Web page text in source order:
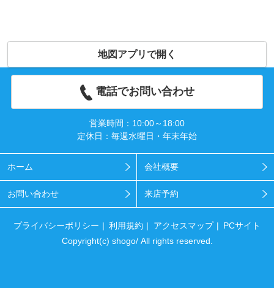
地図アプリで開く
電話でお問い合わせ
営業時間：10:00～18:00
定休日：毎週水曜日・年末年始
ホーム 会社概要
お問い合わせ 来店予約
プライバシーポリシー 利用規約 アクセスマップ
PCサイト
Copyright(c) shogo/ All rights reserved.